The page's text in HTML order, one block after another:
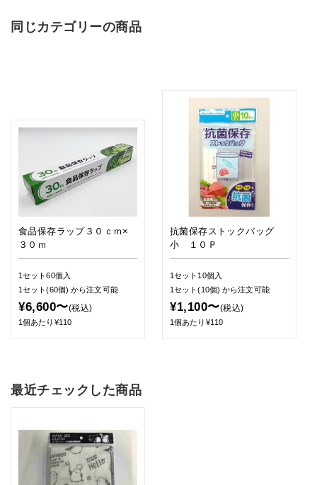
同じカテゴリーの商品
食品保存ラップ３０ｃｍ×
３０ｍ
1セット60個入
1セット(60個)から注文可能
¥6,600〜(税込)
1個あたり¥110
抗菌保存ストックバッグ
小 １０Ｐ
1セット10個入
1セット(10個)から注文可能
¥1,100〜(税込)
1個あたり¥110
最近チェックした商品